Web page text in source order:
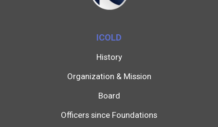
ICOLD
History
Organization & Mission
Board
Officers since Foundations